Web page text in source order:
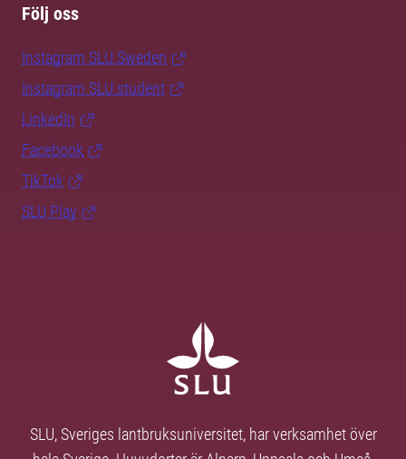
Följ oss
Instagram SLU.Sweden
Instagram SLU.student
LinkedIn
Facebook
TikTok
SLU Play
SLU, Sveriges lantbruksuniversitet, har verksamhet över